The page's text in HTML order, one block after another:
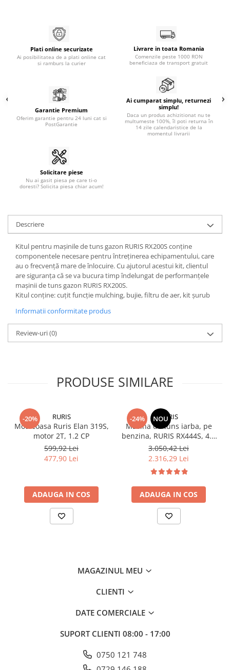
Motocultoare
Zdrobitori si Teascuri fructe
Piese de schimb
Piese atomizoare
Piese compresor
Piese drujbe
Piese masini de tuns gazon
Piese motocoase 2T
Piese motocoase 4T
Piese motocositoare
Piese motocultoare
Piese motopompa
Piese pompe
Consumabile
Acumulator
Consumabile motocoase
Rulmenti
Arzatoare
Masini de tocat carne
Plati online securizate
Ai posibilitatea de a plati online cat
si ramburs la curier
Livrare in toata Romania
Comenzile peste 1000 RON
beneficiaza de transport gratuit
Garantie Premium
Oferim garantie pentru 24 luni cat si
PostGarantie
Ai cumparat simplu, returnezi
simplu!
Daca un produs achizitionat nu te
multumeste 100%, îl poti returna în
14 zile calendaristice de la
momentul livrarii
Solicitare piese
Nu ai gasit piesa pe care ti-o
doresti? Solicita piesa chiar acum!
Descriere
Kitul pentru mașinile de tuns gazon RURIS RX200S conține
componentele necesare pentru întreținerea echipamentului, care
au o frecvență mare de înlocuire. Cu ajutorul acestui kit, clientul
are siguranța că se va bucura timp îndelungat de performanțele
mașinii de tuns gazon RURIS RX200S.
Kitul conține: cuțit funcție mulching, bujie, filtru de aer, kit șurub
Informatii conformitate produs
Review-uri(0)
PRODUSE SIMILARE
-20% RURIS
Motocoasa Ruris Elan 319S,
motor 2T, 1.2 CP
599,92 Lei
477,90 Lei
ADAUGA IN COS
-24% NOU
RURIS
Masina de tuns iarba, pe
benzina, RURIS RX444S, 4.6
CP, 166 CC, Honda, latime
de lucru 51 cm, inaltime
taiere 25-75 mm, sac
colector 65 litri
3.050,42 Lei
2.316,29 Lei
ADAUGA IN COS
MAGAZINUL MEU
CLIENTI
DATE COMERCIALE
SUPORT CLIENTI 08:00 - 17:00
0750 121 748